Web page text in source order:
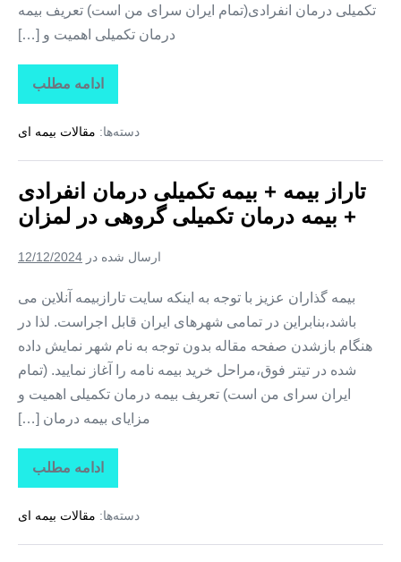
تکمیلی درمان انفرادی(تمام ایران سرای من است) تعریف بیمه
درمان تکمیلی اهمیت و […]
ادامه مطلب
تاراز
بیمه
بیمه
درمان
+
بیمه
درمان
تکمیلی
در
دسته‌ها: مقالات بیمه ای
تاراز بیمه + بیمه تکمیلی درمان انفرادی
+ بیمه درمان تکمیلی گروهی در لمزان
ارسال شده در 12/12/2024
بیمه گذاران عزیز با توجه به اینکه سایت تارازبیمه آنلاین می
باشد،بنابراین در تمامی شهرهای ایران قابل اجراست. لذا در
هنگام بازشدن صفحه مقاله بدون توجه به نام شهر نمایش داده
شده در تیتر فوق،مراحل خرید بیمه نامه را آغاز نمایید. (تمام
ایران سرای من است) تعریف بیمه درمان تکمیلی اهمیت و
مزایای بیمه درمان […]
ادامه مطلب
تاراز
بیمه
بیمه
درمان
دسته‌ها: مقالات بیمه ای